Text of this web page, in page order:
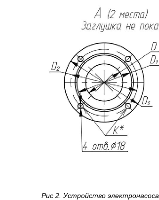
Рис 2. Устройство электронасоса